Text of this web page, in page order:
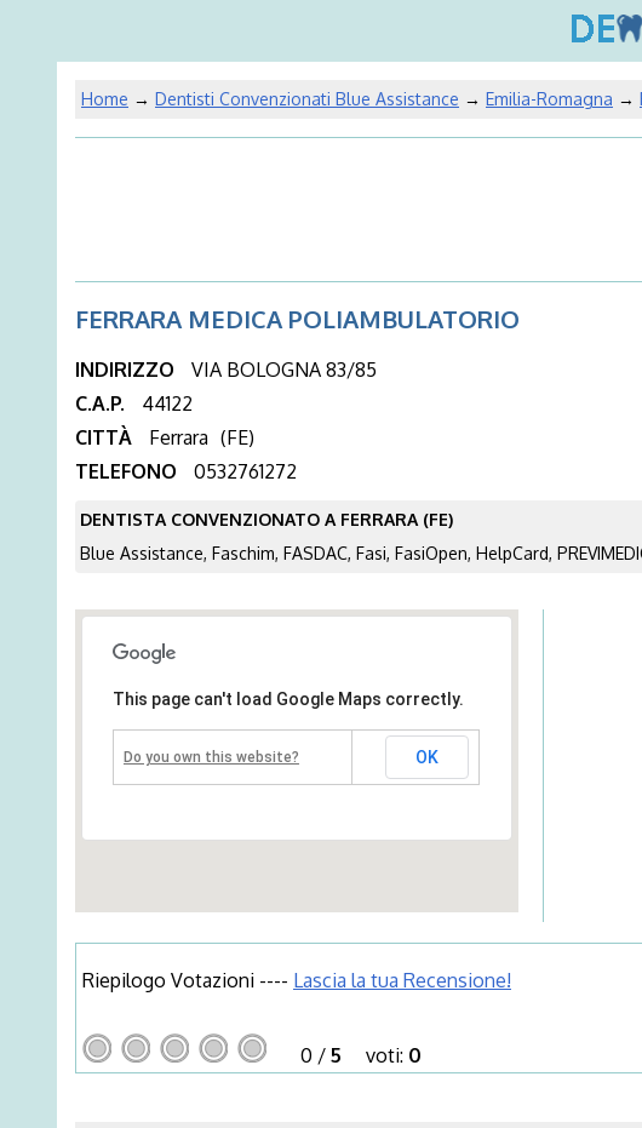
Home → Dentisti Convenzionati Blue Assistance → Emilia-Romagna →
FERRARA MEDICA POLIAMBULATORIO
INDIRIZZO
VIA BOLOGNA 83/85
C.A.P.
44122
CITTÀ
Ferrara (FE)
TELEFONO
0532761272
DENTISTA CONVENZIONATO A FERRARA (FE)
Blue Assistance, Faschim, FASDAC, Fasi, FasiOpen, HelpCard,
This page can't load Google Maps correctly.
Do you own this website? OK
Riepilogo Votazioni ---- Lascia la tua Recensione!
0 / 5 voti: 0